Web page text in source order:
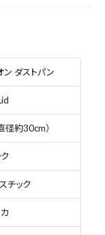
ン ダストパン
径約30cm）
チック